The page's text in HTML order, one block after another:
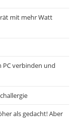
mit mehr Watt
verbinden und
als gedacht! Aber